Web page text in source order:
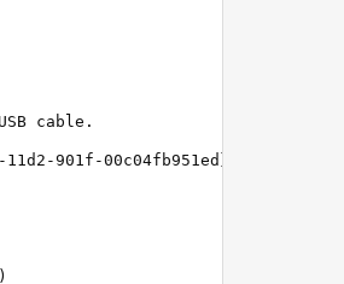
cable.
901f-00c04fb951ed}